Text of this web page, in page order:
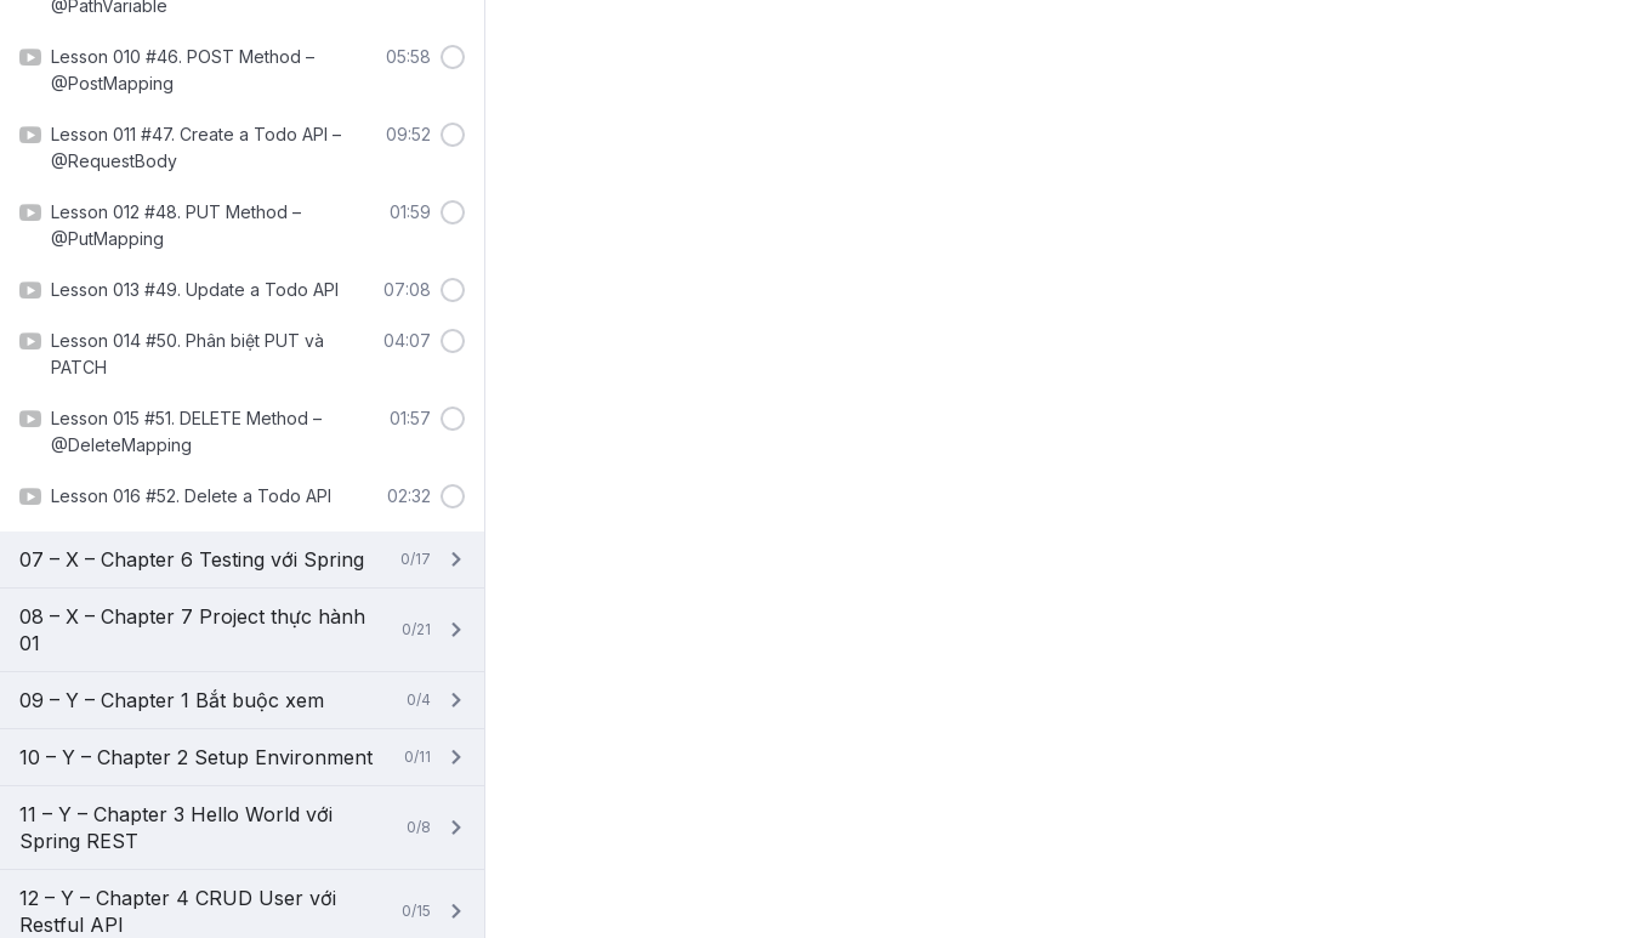
@PathVariable
Lesson 010 #46. POST Method –
@PostMapping
05:58
Lesson 011 #47. Create a Todo API –
@RequestBody
09:52
Lesson 012 #48. PUT Method –
@PutMapping
01:59
Lesson 013 #49. Update a Todo API 07:08
Lesson 014 #50. Phân biệt PUT và
PATCH
04:07
Lesson 015 #51. DELETE Method –
@DeleteMapping
01:57
Lesson 016 #52. Delete a Todo API 02:32
07 – X – Chapter 6 Testing với Spring 0/17
08 – X – Chapter 7 Project thực hành
01
0/21
09 – Y – Chapter 1 Bắt buộc xem 0/4
10 – Y – Chapter 2 Setup Environment 0/11
11 – Y – Chapter 3 Hello World với
Spring REST
0/8
12 – Y – Chapter 4 CRUD User với
Restful API
0/15